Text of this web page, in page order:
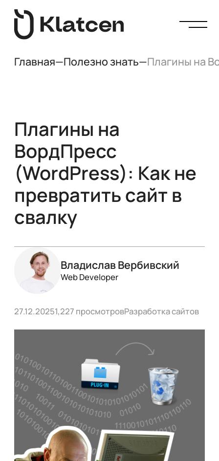
Главная—Полезно знать—Плагины на
Владислав Вербивский
Web Developer
Плагины на
ВордПресс
(WordPress): Как не
превратить сайт в
свалку
27.12.20251,227 просмотровРазработка сайтов